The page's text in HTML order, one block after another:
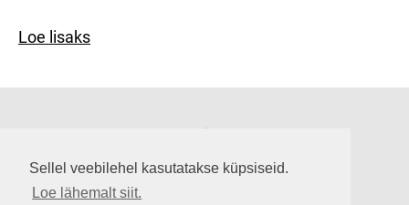
Sellel veebilehel kasutatakse küpsiseid.
Loe lähemalt siit.
Loe lisaks
info@suuremoisaloss.ee
LOSSI LAHTIOLEKUAJAD